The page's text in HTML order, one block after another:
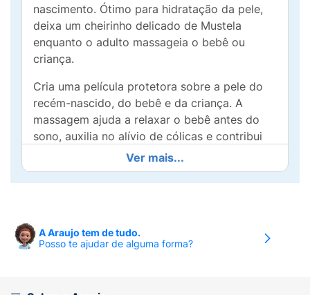
nascimento. Ótimo para hidratação da pele,
deixa um cheirinho delicado de Mustela
enquanto o adulto massageia o bebê ou
criança.
Cria uma película protetora sobre a pele do
recém-nascido, do bebê e da criança. A
massagem ajuda a relaxar o bebê antes do
sono, auxilia no alívio de cólicas e contribui
para o despertar sensorial e consciência
corporal.
esse momento único.
Ver mais...
A Araujo tem de tudo.
Posso te ajudar de alguma forma?